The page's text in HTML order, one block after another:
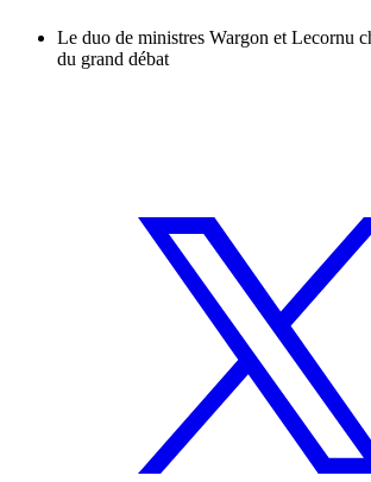
Le duo de ministres Wargon et Lecornu
du grand débat